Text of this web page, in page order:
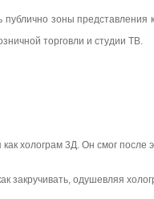
публично зоны
торговли и студии ТВ.
холограм 3Д. Он смог после
закручивать, одушевляя